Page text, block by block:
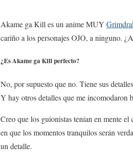
Akame ga Kill es un anime MUY
cariño a los personajes OJO, a ninguno.
¿Es Akame ga Kill perfecto?
No, por supuesto que no. Tiene sus
Y hay otros detalles que me incomodaron
Creo que los guionistas tenían en mente
en que los momentos tranquilos serán
un detalle.